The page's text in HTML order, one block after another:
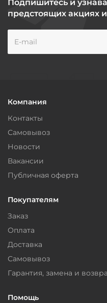
Подпишитесь и
предстоящих акциях
Компания
Контакты
Самовывоз
Новости
Вакансии
Публичная оферта
Покупателям
Заказ
Оплата
Доставка
Самовывоз
Гарантия, замена и
Помощь